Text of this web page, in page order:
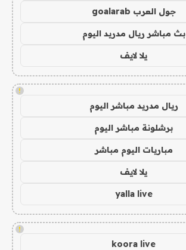
جول العرب goalarab
بث مباشر ريال مدريد اليوم
يلا لايف
!
ريال مدريد مباشر اليوم
برشلونة مباشر اليوم
مباريات اليوم مباشر
يلا لايف
yalla live
!
koora live